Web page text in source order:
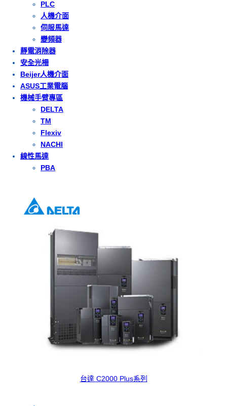
PLC
人機介面
伺服馬達
變頻器
靜電消除器
安全光柵
Beijer人機介面
ASUS工業電腦
機械手臂專區
DELTA
TM
Flexiv
NACHI
線性馬達
PBA
台達 C2000 Plus系列